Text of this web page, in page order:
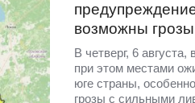
возможны грозы
В четверг, 6
при этом местами
юге страны,
грозы с сильными